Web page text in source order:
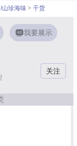
山珍海味 > 干货
我要展示